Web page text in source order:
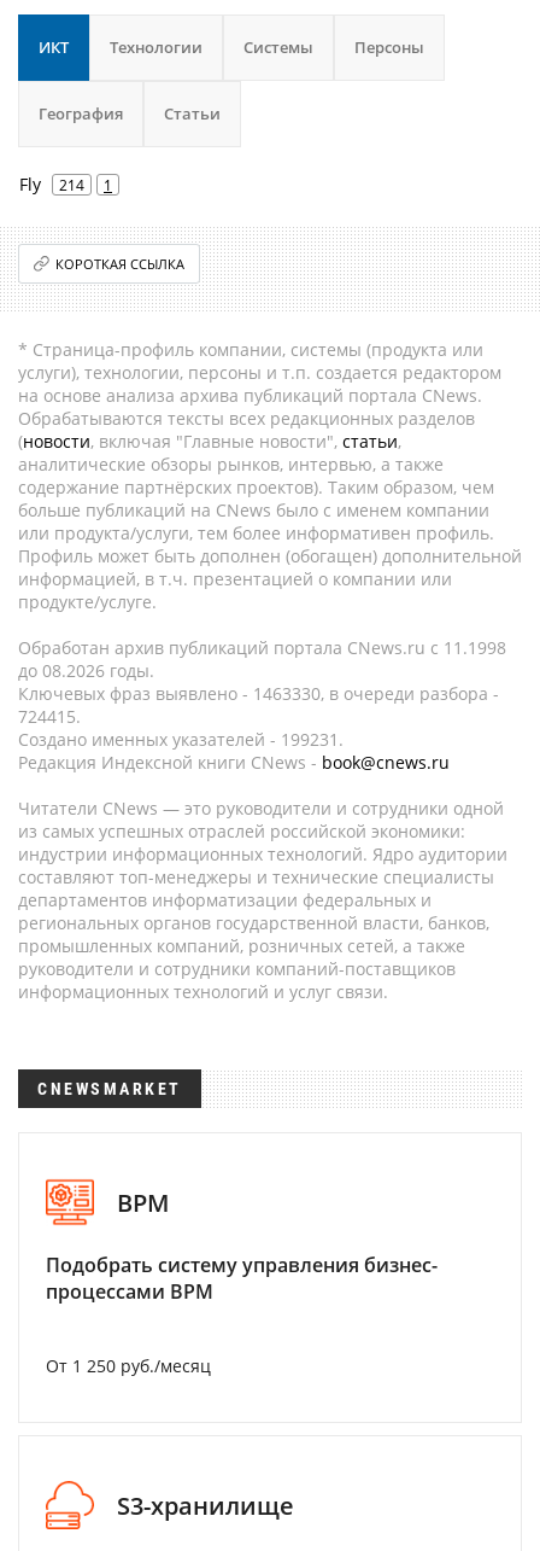
ИКТ Технологии Системы Персоны
География Статьи
Fly 214 1
КОРОТКАЯ ССЫЛКА
* Страница-профиль компании, системы (продукта или
услуги), технологии, персоны и т.п. создается редактором
на основе анализа архива публикаций портала CNews.
Обрабатываются тексты всех редакционных разделов
(новости, включая "Главные новости", статьи,
аналитические обзоры рынков, интервью, а также
содержание партнёрских проектов). Таким образом, чем
больше публикаций на CNews было с именем компании
или продукта/услуги, тем более информативен профиль.
Профиль может быть дополнен (обогащен) дополнительной
информацией, в т.ч. презентацией о компании или
продукте/услуге.
Обработан архив публикаций портала CNews.ru c 11.1998
до 08.2026 годы.
Ключевых фраз выявлено - 1463330, в очереди разбора -
724415.
Создано именных указателей - 199231.
Редакция Индексной книги CNews - book@cnews.ru
Читатели CNews — это руководители и сотрудники одной
из самых успешных отраслей российской экономики:
индустрии информационных технологий. Ядро аудитории
составляют топ-менеджеры и технические специалисты
департаментов информатизации федеральных и
региональных органов государственной власти, банков,
промышленных компаний, розничных сетей, а также
руководители и сотрудники компаний-поставщиков
информационных технологий и услуг связи.
CNEWSMARKET
BPM
Подобрать систему управления бизнес-
процессами BPM
От 1 250 руб./месяц
S3-хранилище